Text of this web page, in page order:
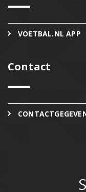
VOETBAL.NL APP
Contact